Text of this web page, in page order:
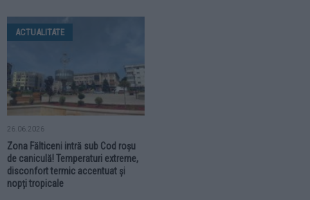
ACTUALITATE
26.06.2026
Zona Fălticeni intră sub Cod roșu
de caniculă! Temperaturi extreme,
disconfort termic accentuat și
nopți tropicale